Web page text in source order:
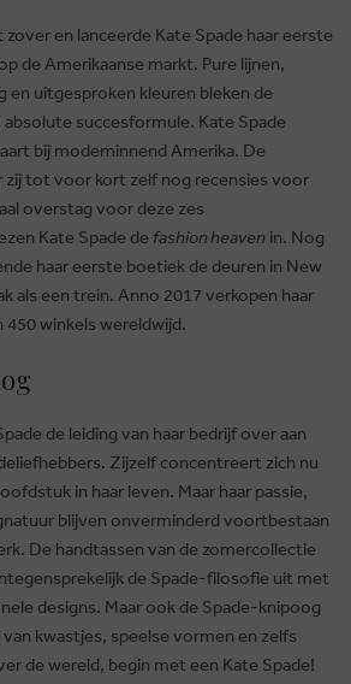
zover en lanceerde Kate Spade haar eerste
de Amerikaanse markt. Pure lijnen,
en uitgesproken kleuren bleken de
succesformule. Kate Spade
bij modeminnend Amerika. De
zij tot voor kort zelf nog recensies voor
overstag voor deze zes
Kate Spade de fashion heaven in. Nog
haar eerste boetiek de deuren in New
als een trein. Anno 2017 verkopen haar
winkels wereldwijd.
de leiding van haar bedrijf over aan
Zijzelf concentreert zich nu
in haar leven. Maar haar passie,
blijven onverminderd voortbestaan
De handtassen van de zomercollectie
de Spade-filosofie uit met
designs. Maar ook de Spade-knipoog
kwastjes, speelse vormen en zelfs
de wereld, begin met een Kate Spade!
129
ZEMST, BELGIË
T. +32 (0)16 61 71 60
© 2026 CARMI -